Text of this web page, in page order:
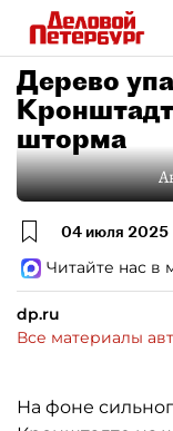
Дерево
шторма
04 июля 2025
Читайте нас в
dp.ru
Все материалы
На фоне